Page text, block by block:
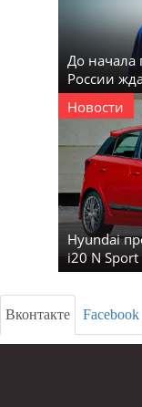
До начала
России
Новости
Hyundai
i20 N Sport
Вконтакте Facebook